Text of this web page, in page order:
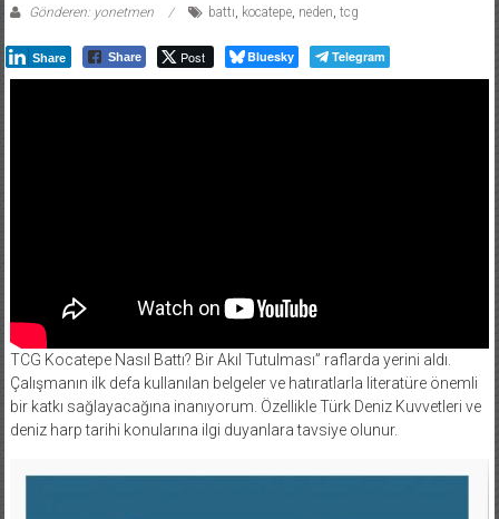
Gönderen: yonetmen battı, kocatepe, neden, tcg
Share Share Post Bluesky Telegram
TCG Kocatepe Nasıl Battı? Bir Akıl Tutulması” raflarda yerini aldı.
Çalışmanın ilk defa kullanılan belgeler ve hatıratlarla literatüre önemli
bir katkı sağlayacağına inanıyorum. Özellikle Türk Deniz Kuvvetleri ve
deniz harp tarihi konularına ilgi duyanlara tavsiye olunur.